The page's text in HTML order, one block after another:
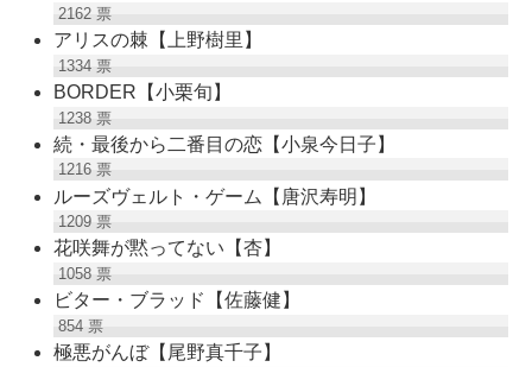
2162票
アリスの棘【上野樹里】
1334票
BORDER【小栗旬】
1238票
続・最後から二番目の恋【小泉今日子】
1216票
ルーズヴェルト・ゲーム【唐沢寿明】
1209票
花咲舞が黙ってない【杏】
1058票
ビター・ブラッド【佐藤健】
854票
極悪がんぼ【尾野真千子】